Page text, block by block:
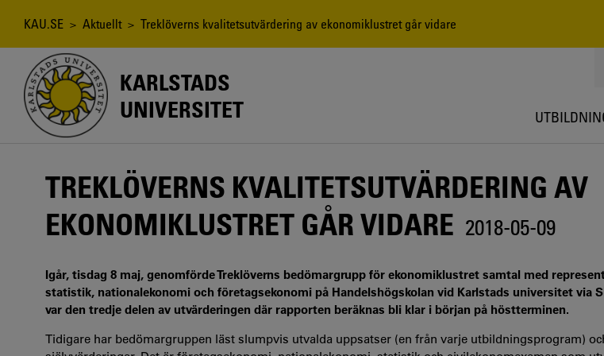
Länkstig
KAU.SE > Aktuellt > Treklöverns kvalitetsutvärdering av ekonomiklustret går vidare
KARLSTADS
UNIVERSITET
TREKLÖVERNS KVALITETSUTVÄRDERING AV
EKONOMIKLUSTRET GÅR VIDARE 2018-05-09
Igår, tisdag 8 maj, genomförde Treklöverns bedömargrupp för ekonomiklustret samtal med
statistik, nationalekonomi och företagsekonomi på Handelshögskolan vid Karlstads universitet via
var den tredje delen av utvärderingen där rapporten beräknas bli klar i början på höstterminen.
Tidigare har bedömargruppen läst slumpvis utvalda uppsatser (en från varje utbildningsprogram)